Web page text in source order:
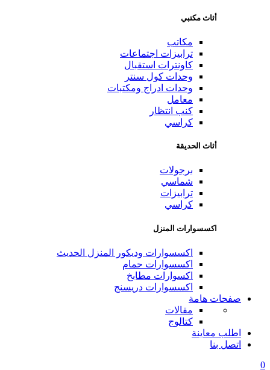
أثاث مكتبي
مكاتب
ترابيزات اجتماعات
كاونترات استقبال
وحدات كول سنتر
وحدات ادراج ومكتبات
معامل
كنب انتظار
كراسي
أثاث الحديقة
برجولات
شماسي
ترابيزات
كراسي
اكسسوارات المنزل
اكسسوارات وديكور المنزل الحديث
اكسسوارات حمام
اكسوارات مطابخ
اكسسوارات دريسنج
صفحات هامة
مقالات
كتالوج
اطلب معاينة
اتصل بنا
0